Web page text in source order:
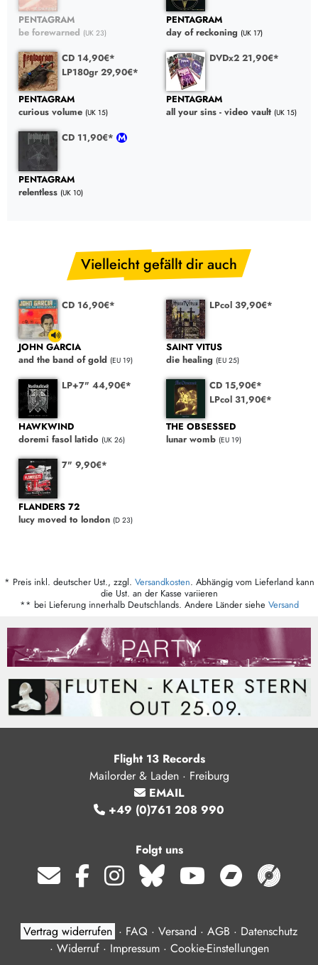
PENTAGRAM
be forewarned (UK 23)
PENTAGRAM
day of reckoning (UK 17)
CD 14,90€*
LP180gr 29,90€*
PENTAGRAM
curious volume (UK 15)
DVDx2 21,90€*
PENTAGRAM
all your sins - video vault (UK 15)
CD 11,90€*
PENTAGRAM
relentless (UK 10)
Vielleicht gefällt dir auch
CD 16,90€*
JOHN GARCIA
and the band of gold (EU 19)
LPcol 39,90€*
SAINT VITUS
die healing (EU 25)
LP+7" 44,90€*
HAWKWIND
doremi fasol latido (UK 26)
CD 15,90€*
LPcol 31,90€*
THE OBSESSED
lunar womb (EU 19)
7" 9,90€*
FLANDERS 72
lucy moved to london (D 23)
* Preis inkl. deutscher Ust., zzgl. Versandkosten. Abhängig vom Lieferland kann
die Ust. an der Kasse variieren
** bei Lieferung innerhalb Deutschlands. Andere Länder siehe Versand
Flight 13 Records
Mailorder & Laden · Freiburg
EMAIL
+49 (0)761 208 990
Folgt uns
Vertrag widerrufen · FAQ · Versand · AGB · Datenschutz
· Widerruf· Impressum· Cookie-Einstellungen